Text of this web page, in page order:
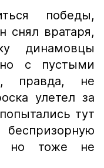
победы,
снял вратаря,
динамовцы
с пустыми
правда, не
улетел за
тут
но тоже не